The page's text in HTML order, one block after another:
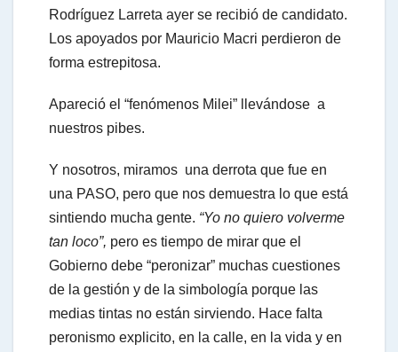
A
p
p
Rodríguez Larreta ayer se recibió de candidato.
Los apoyados por Mauricio Macri perdieron de
forma estrepitosa.
Apareció el “fenómenos Milei” llevándose a
nuestros pibes.
Y nosotros, miramos una derrota que fue en
una PASO, pero que nos demuestra lo que está
sintiendo mucha gente. “Yo no quiero volverme
tan loco”, pero es tiempo de mirar que el
Gobierno debe “peronizar” muchas cuestiones
de la gestión y de la simbología porque las
medias tintas no están sirviendo. Hace falta
peronismo explicito, en la calle, en la vida y en